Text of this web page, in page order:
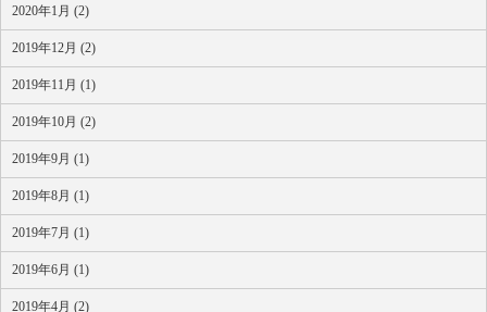
2020年1月 (2)
2019年12月 (2)
2019年11月 (1)
2019年10月 (2)
2019年9月 (1)
2019年8月 (1)
2019年7月 (1)
2019年6月 (1)
2019年4月 (2)